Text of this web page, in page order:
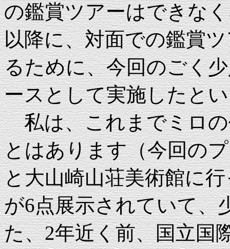
の鑑賞ツアーはできな
以降に、対面での鑑賞
るために、今回のごく
ースとして実施したと
私は、これまでミロの
とはあります（今回の
と大山崎山荘美術館に
が6点展示されていて、
た、2年近く前、国立国